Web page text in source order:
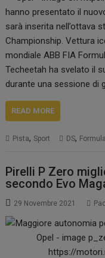
hanno presentato il
sarà inserita nell’ottava
Championship. Vettura
mondiale ABB FIA
Techeetah ha svelato il
durante una sessione di
READ MORE
Pista,Sport DS,
Pirelli P Zero
secondo Evo
29 Novembre 2021